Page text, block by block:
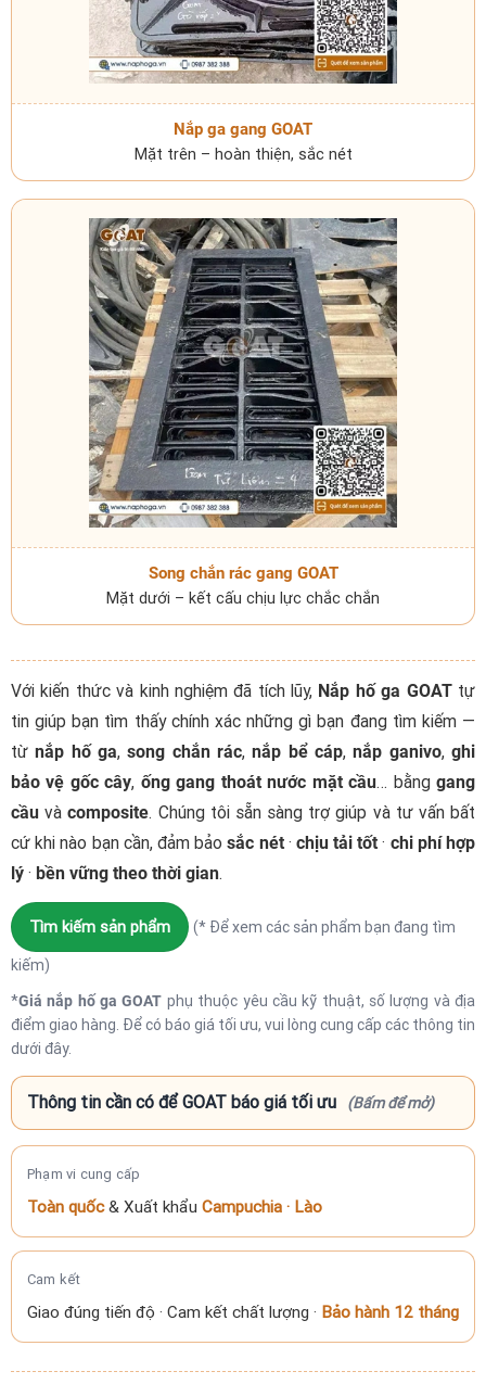
Nắp ga gang GOAT
Mặt trên – hoàn thiện, sắc nét
Song chắn rác gang GOAT
Mặt dưới – kết cấu chịu lực chắc chắn
Với kiến thức và kinh nghiệm đã tích lũy, Nắp hố ga GOAT tự
tin giúp bạn tìm thấy chính xác những gì bạn đang tìm kiếm —
từnắp hố ga,song chắn rác,nắp bể cáp,nắp ganivo,ghi
bảo vệ gốc cây, ống gang thoát nước mặt cầu… bằnggang
cầu vàcomposite. Chúng tôi sẵn sàng trợ giúp và tư vấn bất
cứ khi nào bạn cần, đảm bảosắc nét· chịu tải tốt · chi phí hợp
lý · bền vững theo thời gian.
Tìm kiếm sản phẩm (* Để xem các sản phẩm bạn đang tìm
kiếm)
*Giá nắp hố ga GOAT phụ thuộc yêu cầu kỹ thuật, số lượng và địa
điểm giao hàng. Để có báo giá tối ưu, vui lòng cung cấp các thông tin
dưới đây.
Thông tin cần có để GOAT báo giá tối ưu (Bấm để mở)
Phạm vi cung cấp
Toàn quốc& Xuất khẩu Campuchia · Lào
Cam kết
Giao đúng tiến độ · Cam kết chất lượng · Bảo hành 12 tháng